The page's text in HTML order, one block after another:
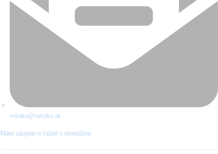
verako@verako.sk
Mám záujem o ťažné s montážou